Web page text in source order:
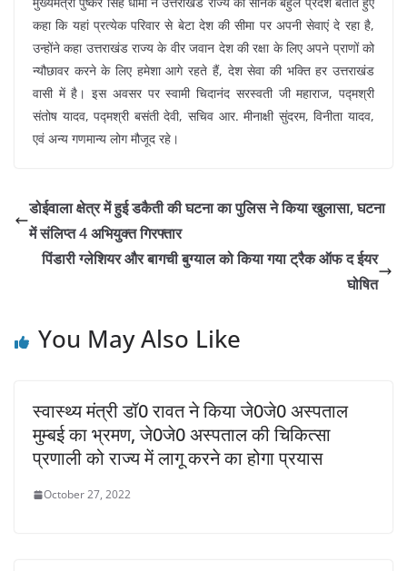
कहा कि यहां प्रत्येक परिवार से बेटा देश की सीमा पर अपनी सेवाएं दे रहा है,
उन्होंने कहा उत्तराखंड राज्य के वीर जवान देश की रक्षा के लिए अपने प्राणों को
न्यौछावर करने के लिए हमेशा आगे रहते हैं, देश सेवा की भक्ति हर उत्तराखंड
वासी में है। इस अवसर पर स्वामी चिदानंद सरस्वती जी महाराज, पद्मश्री
संतोष यादव, पद्मश्री बसंती देवी, सचिव आर. मीनाक्षी सुंदरम, विनीता यादव,
एवं अन्य गणमान्य लोग मौजूद रहे।
डोईवाला क्षेत्र में हुई डकैती की घटना का पुलिस ने किया खुलासा, घटना
में संलिप्त 4 अभियुक्त गिरफ्तार
पिंडारी ग्लेशियर और बागची बुग्याल को किया गया ट्रैक ऑफ द ईयर
घोषित
You May Also Like
स्वास्थ्य मंत्री डॉ0 रावत ने किया जे0जे0 अस्पताल
मुम्बई का भ्रमण, जे0जे0 अस्पताल की चिकित्सा
प्रणाली को राज्य में लागू करने का होगा प्रयास
October 27, 2022